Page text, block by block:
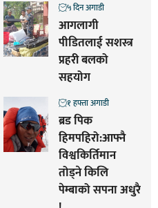
आगलागी
पीडितलाई सशस्त्र
प्रहरी बलको
सहयोग
५ दिन अगाडी
ब्रड पिक
हिमपहिरो:आफ्नै
विश्वकिर्तिमान
तोड्ने किलि
पेम्बाको सपना अधुरै
१ हफ्ता अगाडी